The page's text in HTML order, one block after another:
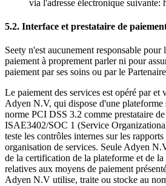
via l'adresse électronique suivante:
5.2. Interface et prestataire de
Seety n'est aucunement responsable
paiement à proprement parler ni pour
paiement par ses soins ou par le
Le paiement des services est opéré par et
Adyen N.V, qui dispose d'une plateforme
norme PCI DSS 3.2 comme prestataire
ISAE3402/SOC 1 (Service
teste les contrôles internes sur les
organisation de services. Seule Adyen
de la certification de la plateforme et de la
relatives aux moyens de paiement
Adyen N.V utilise, traite ou stocke au